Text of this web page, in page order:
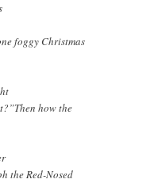
foggy Christmas
how the
the Red-Nosed